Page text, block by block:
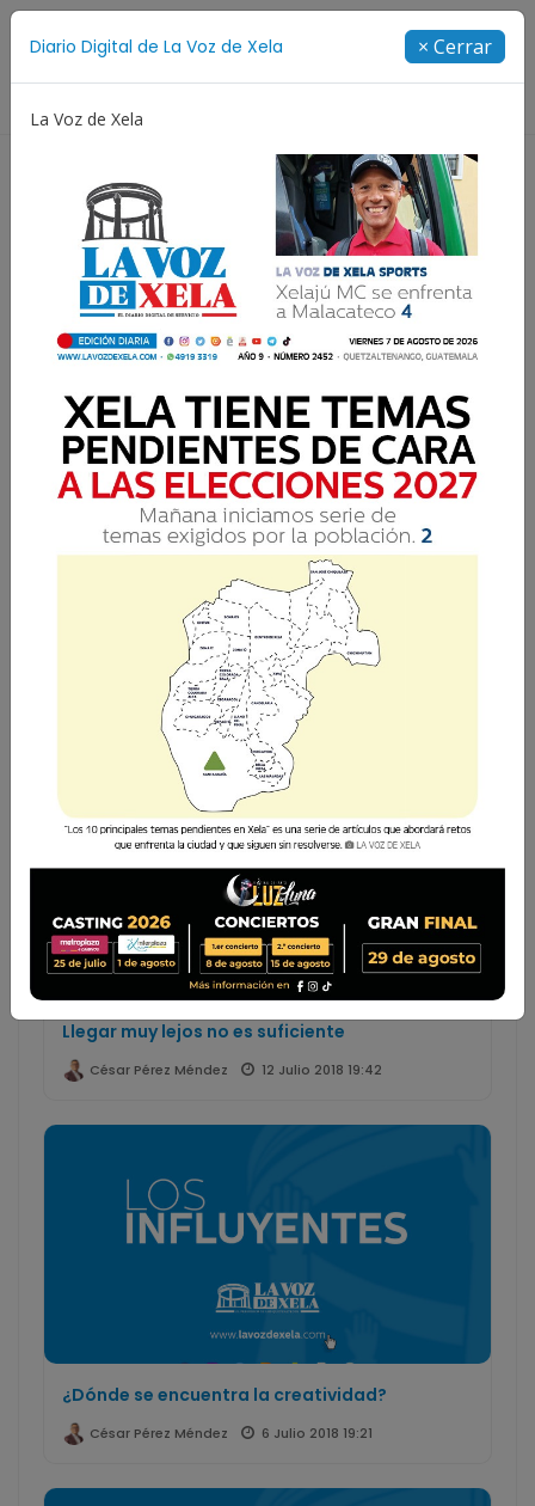
Diario Digital de La Voz de Xela × Cerrar
La Voz de Xela
Publicaciones de César Pérez Méndez
César Pérez Méndez
Licenciado en Ciencias de la
Comunicación (Usac), con tres maestrías
en diferentes campos y Doctor en
Investigación en Educación (Usac). CEO de
La Voz de Xela, profesor universitario y
conferencista.
Llegar muy lejos no es suficiente
César Pérez Méndez 12 Julio 2018 19:42
¿Dónde se encuentra la creatividad?
César Pérez Méndez 6 Julio 2018 19:21